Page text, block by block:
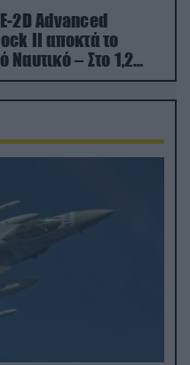
2D Advanced
II αποκτά το
Ναυτικό – Στο 1,2
το κόστος